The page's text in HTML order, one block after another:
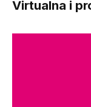
Virtualna i